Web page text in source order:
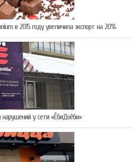
в 2015 году увеличила экспорт на 20%
у сети «ЁбиДоёби»